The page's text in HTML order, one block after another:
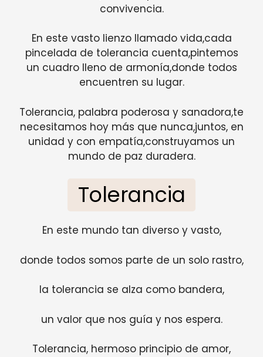
convivencia.
En este vasto lienzo llamado vida,cada
pincelada de tolerancia cuenta,pintemos
un cuadro lleno de armonía,donde todos
encuentren su lugar.
Tolerancia, palabra poderosa y sanadora,te
necesitamos hoy más que nunca,juntos, en
unidad y con empatía,construyamos un
mundo de paz duradera.
Tolerancia
En este mundo tan diverso y vasto,
donde todos somos parte de un solo rastro,
la tolerancia se alza como bandera,
un valor que nos guía y nos espera.
Tolerancia, hermoso principio de amor,